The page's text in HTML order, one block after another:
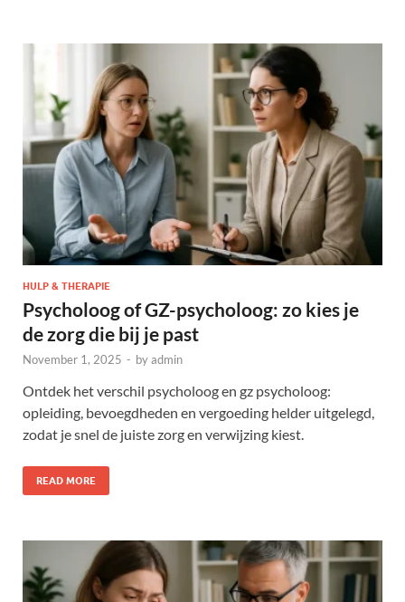
HULP & THERAPIE
Psycholoog of GZ-psycholoog: zo kies je
de zorg die bij je past
November 1, 2025 - byadmin
Ontdek het verschil psycholoog en gz psycholoog:
opleiding, bevoegdheden en vergoeding helder uitgelegd,
zodat je snel de juiste zorg en verwijzing kiest.
READ MORE